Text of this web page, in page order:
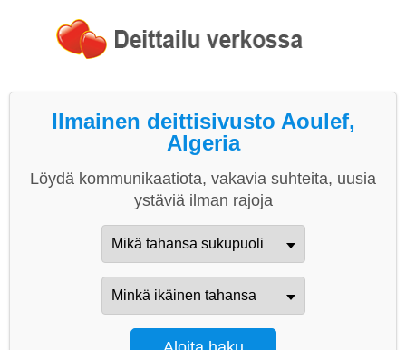
Ilmainen deittisivusto Aoulef,
Algeria
Löydä kommunikaatiota, vakavia suhteita, uusia
ystäviä ilman rajoja